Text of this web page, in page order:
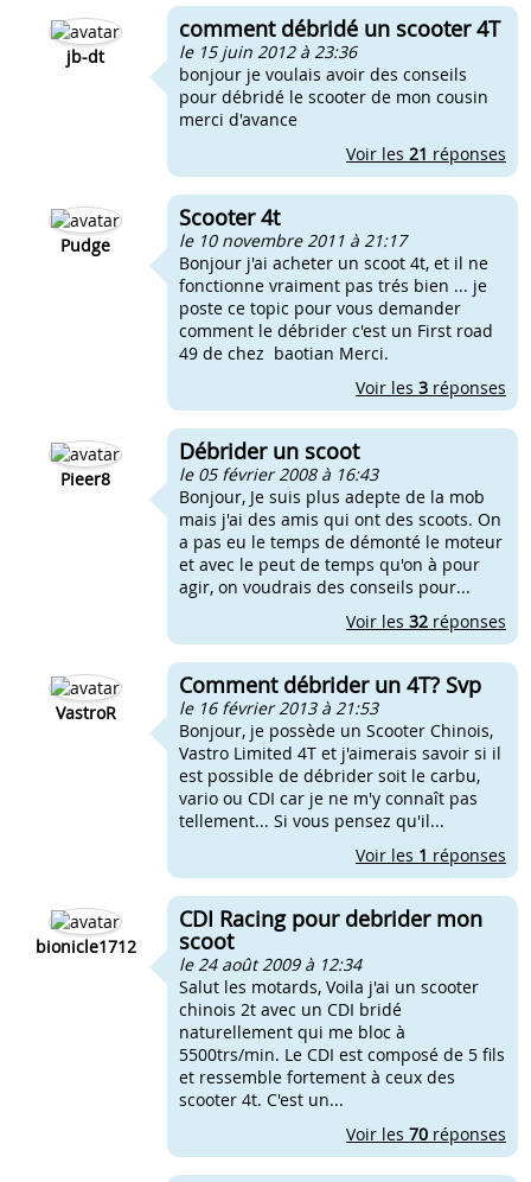
jb-dt
comment débridé un scooter 4T
le 15 juin 2012 à 23:36
bonjour je voulais avoir des conseils
pour débridé le scooter de mon cousin
merci d'avance
Voir les 21 réponses
Pudge
Scooter 4t
le 10 novembre 2011 à 21:17
Bonjour j'ai acheter un scoot 4t, et il ne
fonctionne vraiment pas trés bien ... je
poste ce topic pour vous demander
comment le débrider c'est un First road
49 de chez baotian Merci.
Voir les 3 réponses
Pieer8
Débrider un scoot
le 05 février 2008 à 16:43
Bonjour, Je suis plus adepte de la mob
mais j'ai des amis qui ont des scoots. On
a pas eu le temps de démonté le moteur
et avec le peut de temps qu'on à pour
agir, on voudrais des conseils pour...
Voir les 32 réponses
VastroR
Comment débrider un 4T? Svp
le 16 février 2013 à 21:53
Bonjour, je possède un Scooter Chinois,
Vastro Limited 4T et j'aimerais savoir si il
est possible de débrider soit le carbu,
vario ou CDI car je ne m'y connaît pas
tellement... Si vous pensez qu'il...
Voir les 1 réponses
bionicle1712
CDI Racing pour debrider mon
scoot
le 24 août 2009 à 12:34
Salut les motards, Voila j'ai un scooter
chinois 2t avec un CDI bridé
naturellement qui me bloc à
5500trs/min. Le CDI est composé de 5 fils
et ressemble fortement à ceux des
scooter 4t. C'est un...
Voir les 70 réponses